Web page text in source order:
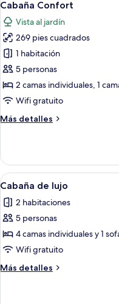
habitaciones
todas
las
fotos
de
Cabaña
Confort
6
Cabaña Confort
Vista al jardín
269 pies cuadrados
1 habitación
5 personas
2 camas individuales, 1
Wifi gratuito
Más detalles
Más
Confort
Abrir
todas
las
fotos
de
Cabaña
de
lujo
6
Cabaña de lujo
2 habitaciones
5 personas
4 camas individuales y 1
Wifi gratuito
Más detalles
Más